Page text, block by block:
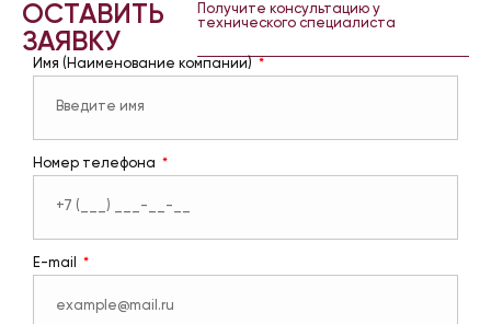
ОСТАВИТЬ
ЗАЯВКУ
Получите консультацию у
технического специалиста
Имя (Наименование компании)
Номер телефона
E-mail